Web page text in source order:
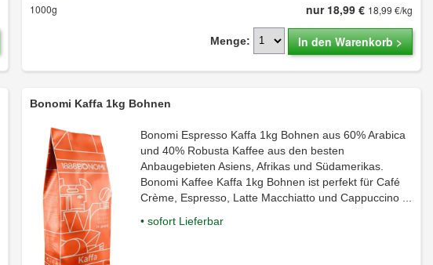
1000g nur 18,99 € 18,99 €/kg
Menge: In den Warenkorb >
Bonomi Kaffa 1kg Bohnen
Bonomi Espresso Kaffa 1kg Bohnen aus 60% Arabica
und 40% Robusta Kaffee aus den besten
Anbaugebieten Asiens, Afrikas und Südamerikas.
Bonomi Kaffee Kaffa 1kg Bohnen ist perfekt für Café
Crème, Espresso, Latte Macchiatto und Cappuccino ...
• sofort Lieferbar